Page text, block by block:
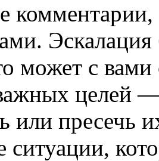
может с
целей
или пресечь
ситуации,